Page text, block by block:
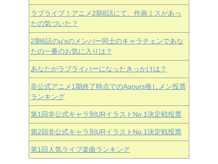
ラブライブ！アニメ2期8話にて、作画ミスがあっ
たの気づいた？
2期6話のμ’sのメンバー同士のキャラチェンであな
たの一番のお気に入りは？
あなたがラブライバーになったきっかけは？
非公式アニメ1期終了時点でのAqours推しメン投票
ランキング
第1回非公式キャラ別URイラストNo.1決定戦投票
第2回非公式キャラ別URイラストNo.1決定戦投票
第1回人気ライブ楽曲ランキング